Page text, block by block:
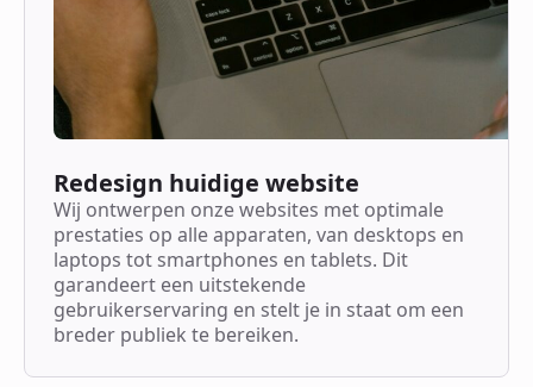
Redesign huidige website
Wij ontwerpen onze websites met optimale
prestaties op alle apparaten, van desktops en
laptops tot smartphones en tablets. Dit
garandeert een uitstekende
gebruikerservaring en stelt je in staat om een
breder publiek te bereiken.